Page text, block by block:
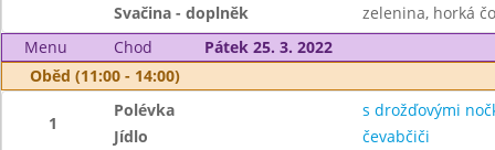
Svačina - doplněk
zelenina, horká
Menu
Chod
Pátek 25. 3. 2022
Oběd (11:00 - 14:00)
1
Polévka
s drožďovými
Jídlo
čevabčiči